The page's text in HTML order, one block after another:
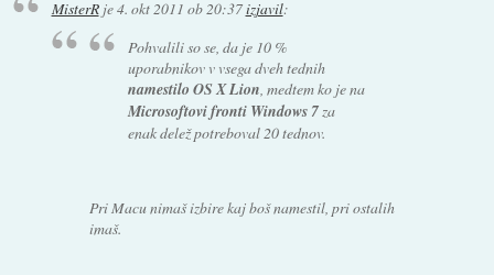
MisterRje4. okt 2011 ob 20:37izjavil:
Pohvalili so se, da je 10 %
uporabnikov v vsega dveh tednih
namestilo OS X Lion, medtem ko je na
Microsoftovi fronti Windows 7za
enak delež potreboval 20 tednov.
Pri Macu nimaš izbire kaj boš namestil, pri ostalih
imaš.